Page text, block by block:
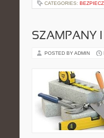
CATEGORIES:
SZAMPANY
POSTED BY ADMIN